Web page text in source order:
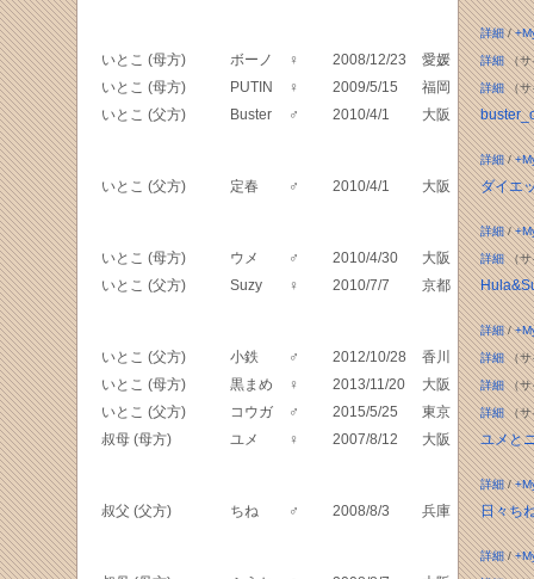
詳細/
いとこ (母方) ボーノ ♀ 2008/12/23 愛媛 詳細（サ
いとこ (母方) PUTIN ♀ 2009/5/15 福岡 詳細（サ
いとこ (父方) Buster ♂ 2010/4/1 大阪
詳細/
いとこ (父方) 定春 ♂ 2010/4/1 大阪 ダイエ
詳細/
いとこ (母方) ウメ ♂ 2010/4/30 大阪 詳細（サ
いとこ (父方) Suzy ♀ 2010/7/7 京都
詳細/
いとこ (父方) 小鉄 ♂ 2012/10/28 香川 詳細（サ
いとこ (母方) 黒まめ ♀ 2013/11/20 大阪 詳細（サ
いとこ (父方) コウガ ♂ 2015/5/25 東京 詳細（サ
叔母 (母方) ユメ ♀ 2007/8/12 大阪 ユメと
詳細/
叔父 (父方) ちね ♂ 2008/8/3 兵庫 日々ち
詳細/